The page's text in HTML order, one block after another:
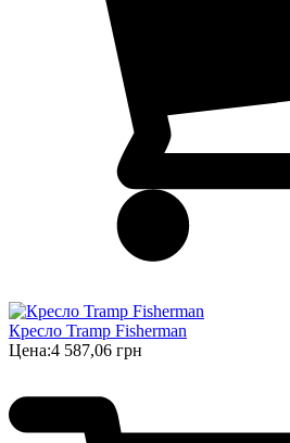
Кресло Tramp Fisherman
Цена:4 587,06 грн